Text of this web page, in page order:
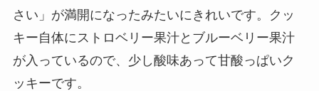
さい」が満開になったみたいにきれいです。クッ
キー自体にストロベリー果汁とブルーベリー果汁
が入っているので、少し酸味あって甘酸っぱいク
ッキーです。